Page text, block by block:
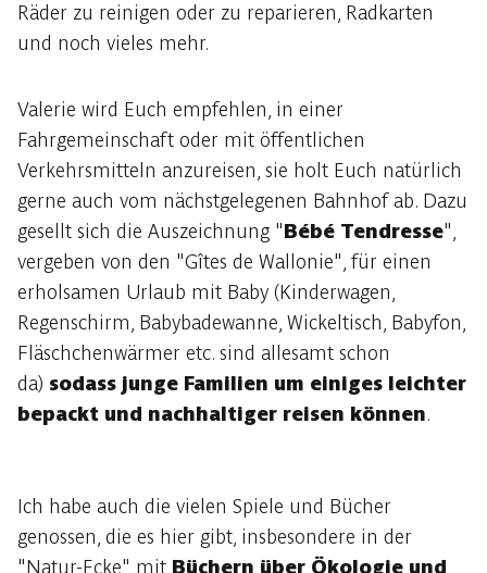
Räder zu reinigen oder zu reparieren, Radkarten
und noch vieles mehr.
Valerie wird Euch empfehlen, in einer
Fahrgemeinschaft oder mit öffentlichen
Verkehrsmitteln anzureisen, sie holt Euch natürlich
gerne auch vom nächstgelegenen Bahnhof ab. Dazu
gesellt sich die Auszeichnung "Bébé Tendresse",
vergeben von den "Gîtes de Wallonie", für einen
erholsamen Urlaub mit Baby (Kinderwagen,
Regenschirm, Babybadewanne, Wickeltisch, Babyfon,
Fläschchenwärmer etc. sind allesamt schon
da) sodass junge Familien um einiges leichter
bepackt und nachhaltiger reisen können.
Ich habe auch die vielen Spiele und Bücher
genossen, die es hier gibt, insbesondere in der
"Natur-Ecke" mit Büchern über Ökologie und